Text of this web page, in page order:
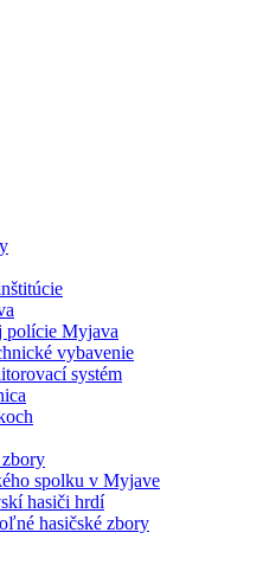
polície Myjava
vybavenie
systém
spolku v Myjave
hasiči hrdí
hasičské zbory